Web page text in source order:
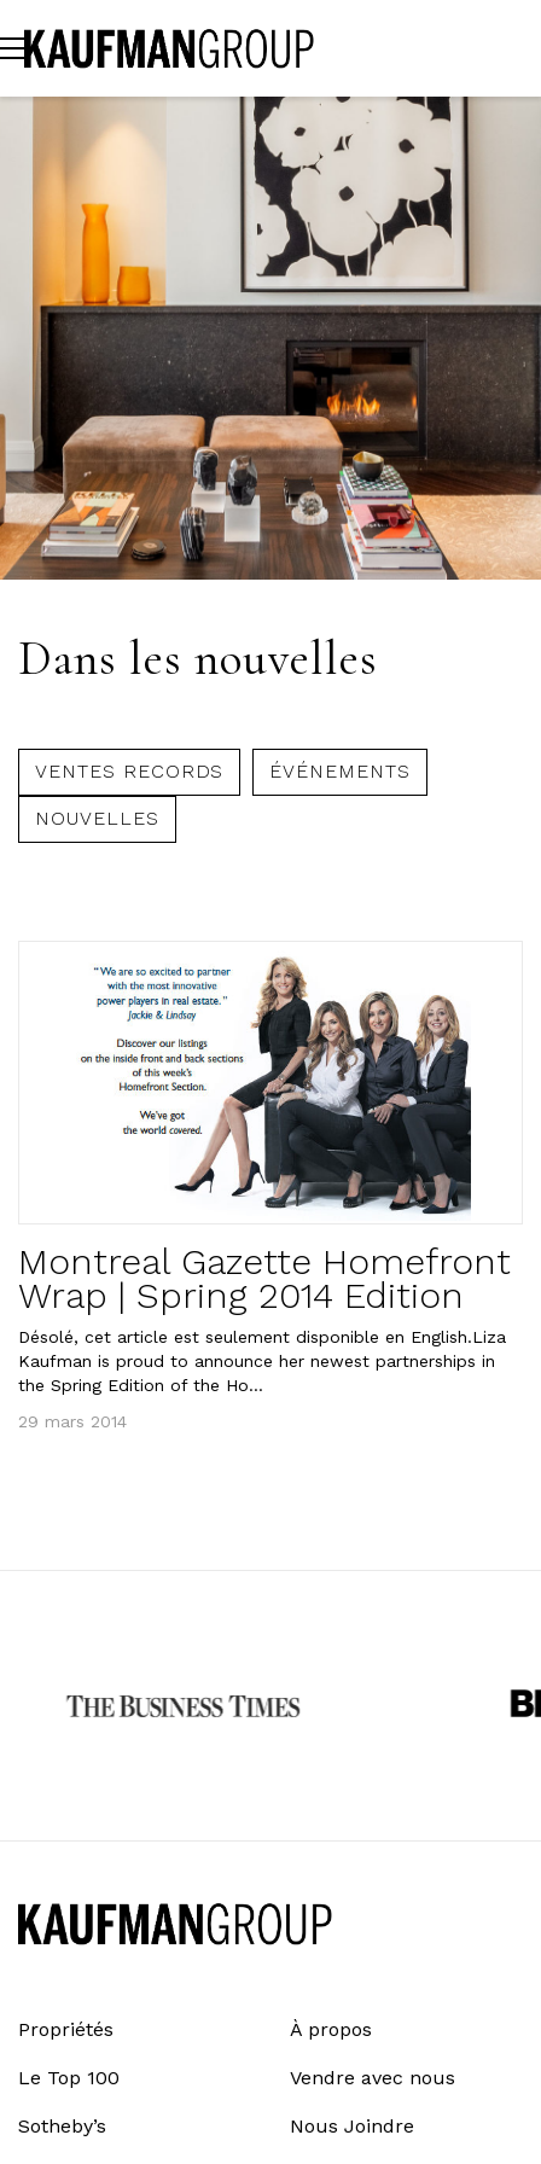
Dans les nouvelles
VENTES RECORDS ÉVÉNEMENTS
NOUVELLES
Montreal Gazette Homefront
Wrap | Spring 2014 Edition
Désolé, cet article est seulement disponible en English.Liza
Kaufman is proud to announce her newest partnerships in
the Spring Edition of the Ho...
29 mars 2014
Propriétés À propos
Le Top 100 Vendre avec nous
Sotheby’s Nous Joindre